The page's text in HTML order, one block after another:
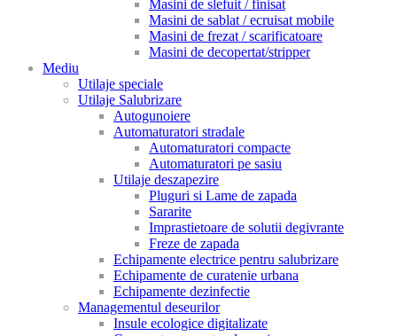
Masini de slefuit / finisat
Masini de sablat / ecruisat mobile
Masini de frezat / scarificatoare
Masini de decopertat/stripper
Mediu
Utilaje speciale
Utilaje Salubrizare
Autogunoiere
Automaturatori stradale
Automaturatori compacte
Automaturatori pe sasiu
Utilaje deszapezire
Pluguri si Lame de zapada
Sararite
Imprastietoare de solutii degivrante
Freze de zapada
Echipamente electrice pentru salubrizare
Echipamente de curatenie urbana
Echipamente dezinfectie
Managementul deseurilor
Insule ecologice digitalizate